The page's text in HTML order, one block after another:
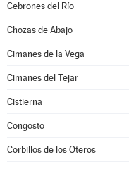
Cebrones del Río
Chozas de Abajo
Cimanes de la Vega
Cimanes del Tejar
Cistierna
Congosto
Corbillos de los Oteros